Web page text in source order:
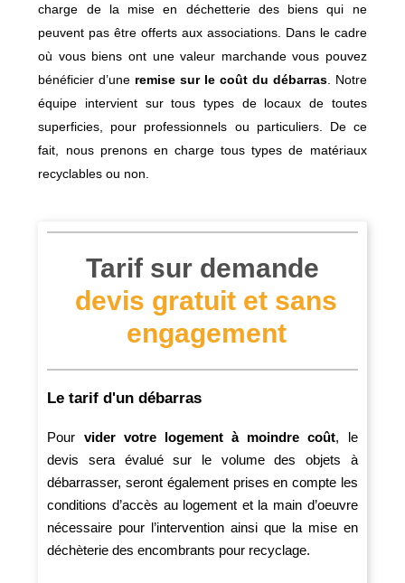
charge de la mise en déchetterie des biens qui ne
peuvent pas être offerts aux associations. Dans le cadre
où vous biens ont une valeur marchande vous pouvez
bénéficier d’une remise sur le coût du débarras. Notre
équipe intervient sur tous types de locaux de toutes
superficies, pour professionnels ou particuliers. De ce
fait, nous prenons en charge tous types de matériaux
recyclables ou non.
Tarif sur demande
devis gratuit et sans
engagement
Le tarif d'un débarras
Pour vider votre logement à moindre coût, le
devis sera évalué sur le volume des objets à
débarrasser, seront également prises en compte les
conditions d’accès au logement et la main d’oeuvre
nécessaire pour l’intervention ainsi que la mise en
déchèterie des encombrants pour recyclage.